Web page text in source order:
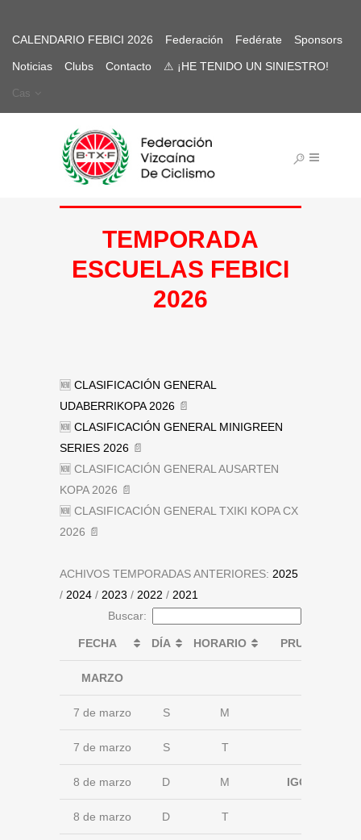
CALENDARIO FEBICI 2026 Federación Fedérate Sponsors
Noticias Clubs Contacto ⚠ ¡HE TENIDO UN SINIESTRO!
Cas
TEMPORADA
ESCUELAS FEBICI
2026
🆕 CLASIFICACIÓN GENERAL
UDABERRIKOPA 2026 📄
🆕 CLASIFICACIÓN GENERAL MINIGREEN
SERIES 2026 📄
🆕 CLASIFICACIÓN GENERAL AUSARTEN
KOPA 2026 📄
🆕 CLASIFICACIÓN GENERAL TXIKI KOPA CX
2026 📄
ACHIVOS TEMPORADAS ANTERIORES: 2025
/ 2024 / 2023 / 2022 / 2021
Buscar:
FECHA DÍA HORARIO PRUEBA
MARZO
7 de marzo S M
7 de marzo S T
8 de marzo D M IGORRE
8 de marzo D T